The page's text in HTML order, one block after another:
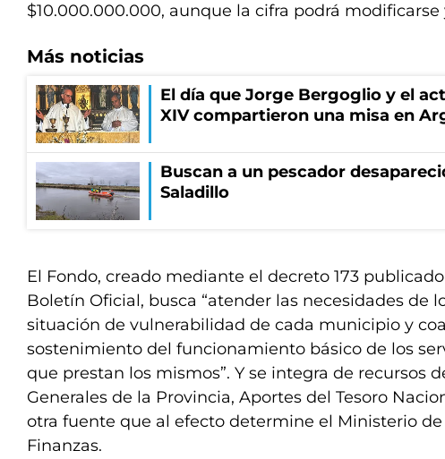
$10.000.000.000, aunque la cifra podrá modificarse
Más noticias
El día que Jorge Bergoglio y el
XIV compartieron una misa en
Buscan a un pescador
Saladillo
El Fondo, creado mediante el decreto 173
Boletín Oficial, busca “atender las necesidades de
situación de vulnerabilidad de cada municipio y
sostenimiento del funcionamiento básico de los
que prestan los mismos”. Y se integra de recursos
Generales de la Provincia, Aportes del Tesoro
otra fuente que al efecto determine el Ministerio
Finanzas.